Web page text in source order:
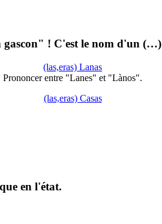
gascon" ! C'est le nom d'un (…)
(las,eras) Lanas
Prononcer entre "Lanes" et "Lànos".
(las,eras) Casas
en l'état.